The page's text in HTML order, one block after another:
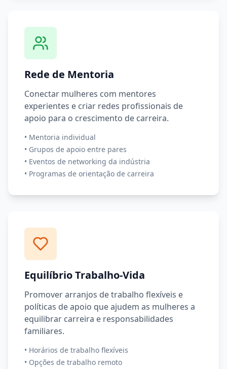
Rede de Mentoria
Conectar mulheres com mentores
experientes e criar redes profissionais de
apoio para o crescimento de carreira.
• Mentoria individual
• Grupos de apoio entre pares
• Eventos de networking da indústria
• Programas de orientação de carreira
Equilíbrio Trabalho-Vida
Promover arranjos de trabalho flexíveis e
políticas de apoio que ajudem as mulheres a
equilibrar carreira e responsabilidades
familiares.
• Horários de trabalho flexíveis
• Opções de trabalho remoto